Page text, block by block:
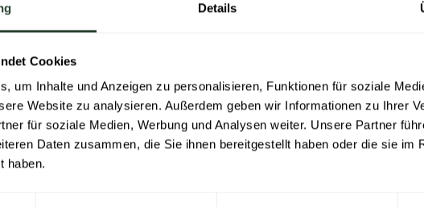
Details
Cookies
um Inhalte und Anzeigen zu personalisieren, Funktionen für soziale
Website zu analysieren. Außerdem geben wir Informationen zu Ihrer
für soziale Medien, Werbung und Analysen weiter. Unsere Partner
Daten zusammen, die Sie ihnen bereitgestellt haben oder die sie im
haben.